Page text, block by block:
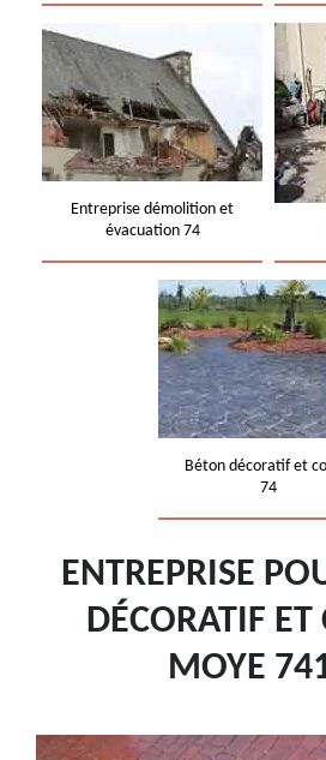
Entreprise démolition et
évacuation 74
Béton décoratif et
74
ENTREPRISE
DÉCORATIF ET
MOYE